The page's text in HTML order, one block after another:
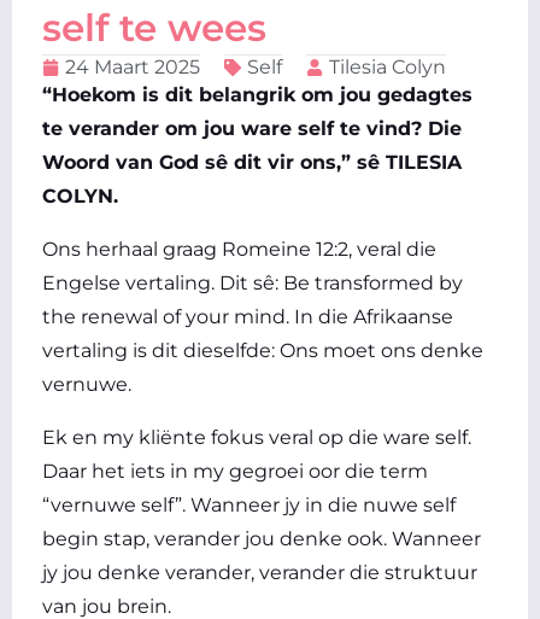
self te wees
24 Maart 2025 Self
Tilesia Colyn
“Hoekom is dit belangrik om jou gedagtes
te verander om jou ware self te vind? Die
Woord van God sê dit vir ons,” sê TILESIA
COLYN.
Ons herhaal graag Romeine 12:2, veral die
Engelse vertaling. Dit sê: Be transformed by
the renewal of your mind. In die Afrikaanse
vertaling is dit dieselfde: Ons moet ons denke
vernuwe.
Ek en my kliënte fokus veral op die ware self.
Daar het iets in my gegroei oor die term
“vernuwe self”. Wanneer jy in die nuwe self
begin stap, verander jou denke ook. Wanneer
jy jou denke verander, verander die struktuur
van jou brein.